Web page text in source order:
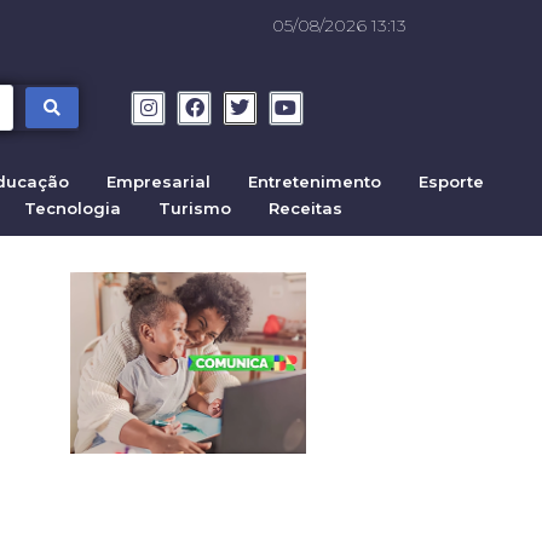
05/08/2026 13:13
Empresarial Entretenimento
Esporte
Tecnologia Turismo Receitas